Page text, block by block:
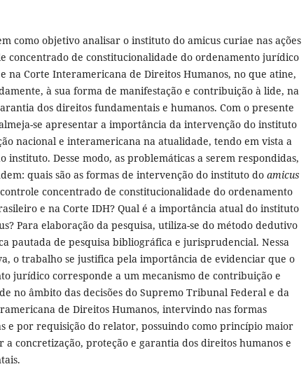
como objetivo analisar o instituto do amicus curiae nas ações
concentrado de constitucionalidade do ordenamento jurídico
na Corte Interamericana de Direitos Humanos, no que atine,
à sua forma de manifestação e contribuição à lide, na
dos direitos fundamentais e humanos. Com o presente
se apresentar a importância da intervenção do instituto
nacional e interamericana na atualidade, tendo em vista a
instituto. Desse modo, as problemáticas a serem respondidas,
quais são as formas de intervenção do instituto do amicus
concentrado de constitucionalidade do ordenamento
e na Corte IDH? Qual é a importância atual do instituto
Para elaboração da pesquisa, utiliza-se do método dedutivo
pautada de pesquisa bibliográfica e jurisprudencial. Nessa
o trabalho se justifica pela importância de evidenciar que o
jurídico corresponde a um mecanismo de contribuição e
no âmbito das decisões do Supremo Tribunal Federal e da
de Direitos Humanos, intervindo nas formas
e por requisição do relator, possuindo como princípio maior
a concretização, proteção e garantia dos direitos humanos e